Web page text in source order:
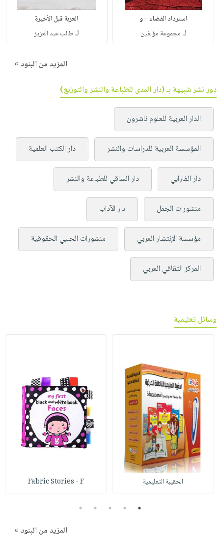
استرداد الفضاء - و
لـ مجموعة مؤلفين
العربة قبل الأخيرة
لـطالب عبد العزيز
المزيد من البنود »
دور نشر شبيهة بـ (دار المدى للطباعة والنشر والتوزيع)
الدار العربية للعلوم ناشرون
المؤسسة العربية للدراسات والنشر دار الكتب العلمية
دار الفارابي دار الساقي للطباعة والنشر
منشورات الجمل دار الآداب
مؤسسة الإنتشار العربي منشورات الحلبي الحقوقية
المركز الثقافي العربي
وسائل تعليمية
الحقيبة التعليمية Fabric Stories - F
1
2
3
4
5
المزيد من البنود »